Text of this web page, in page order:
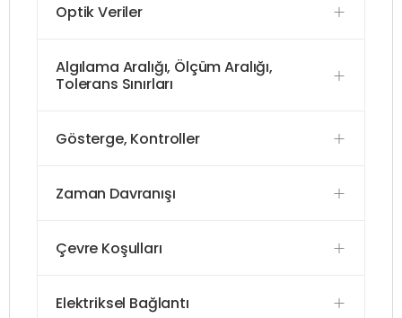
Optik Veriler
Algılama Aralığı, Ölçüm Aralığı,
Tolerans Sınırları
Gösterge, Kontroller
Zaman Davranışı
Çevre Koşulları
Elektriksel Bağlantı